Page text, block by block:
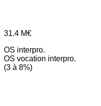
31.4 M€
OS interpro.
OS vocation interpro.
(3 à 8%)